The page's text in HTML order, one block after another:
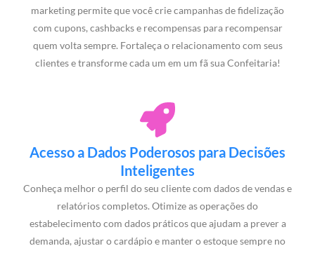
marketing permite que você crie campanhas de fidelização
com cupons, cashbacks e recompensas para recompensar
quem volta sempre. Fortaleça o relacionamento com seus
clientes e transforme cada um em um fã sua Confeitaria!
Acesso a Dados Poderosos para Decisões
Inteligentes
Conheça melhor o perfil do seu cliente com dados de vendas e
relatórios completos. Otimize as operações do
estabelecimento com dados práticos que ajudam a prever a
demanda, ajustar o cardápio e manter o estoque sempre no